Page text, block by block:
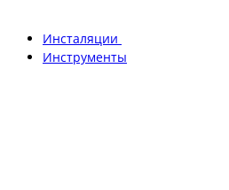
Инсталяции
Инструменты